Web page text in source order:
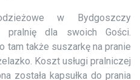
w Bydgoszczy
pralnię dla swoich Gości.
tam także suszarkę na pranie
Koszt usługi pralniczej
została kapsułka do prania